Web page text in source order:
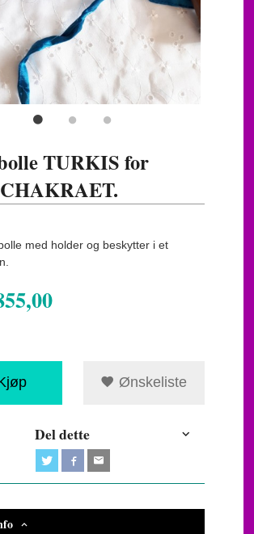
TURKIS for
med holder og beskytter i et
Ønskeliste
Del dette